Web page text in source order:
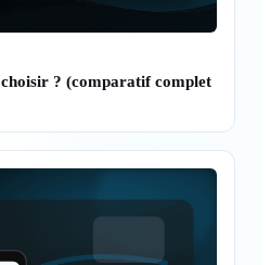
? (comparatif complet